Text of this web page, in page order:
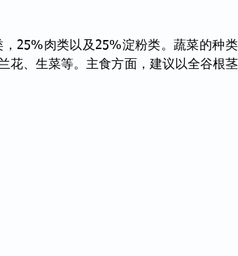
25%肉类以及25%淀粉类。蔬菜的种
花、生菜等。主食方面，建议以全谷根